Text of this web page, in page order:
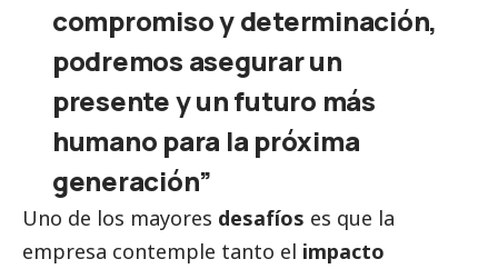
compromiso y determinación,
podremos asegurar un
presente y un futuro más
humano para la próxima
generación”
Uno de los mayores desafíos es que la
empresa contemple tanto el impacto